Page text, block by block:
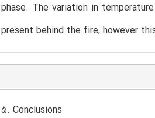
phase. The variation in
present behind the fire, however
5. Conclusions